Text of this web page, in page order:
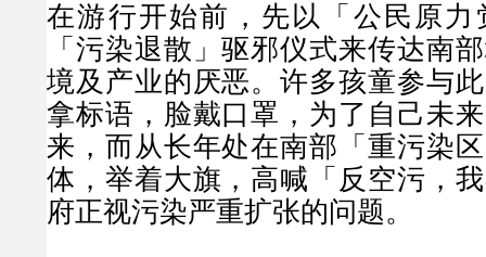
在游行开始前，先以「公民原力
「污染退散」驱邪仪式来传达南
境及产业的厌恶。许多孩童参与
拿标语，脸戴口罩，为了自己未
来，而从长年处在南部「重污染
体，举着大旗，高喊「反空污，
府正视污染严重扩张的问题。